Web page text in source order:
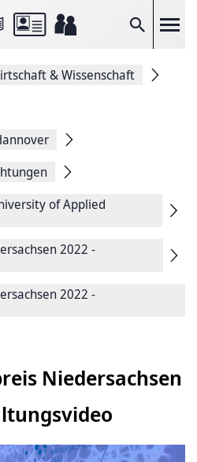
Suche
& Wissenschaft
of Applied
2022 -
2022 -
Niedersachsen